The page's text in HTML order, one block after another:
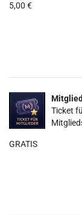
5,00 €
Ticket
GRATIS